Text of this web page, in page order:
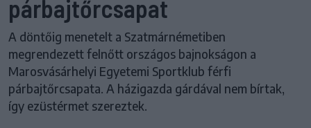
párbajtőrcsapat
A döntőig menetelt a Szatmárnémetiben
megrendezett felnőtt országos bajnokságon a
Marosvásárhelyi Egyetemi Sportklub férfi
párbajtőrcsapata. A házigazda gárdával nem bírtak,
így ezüstérmet szereztek.